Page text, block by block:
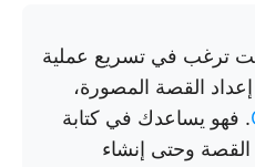
ترغب في تسريع عملية
إعداد القصة المصورة،
. فهو يساعدك في كتابة
القصة وحتى إنشاء